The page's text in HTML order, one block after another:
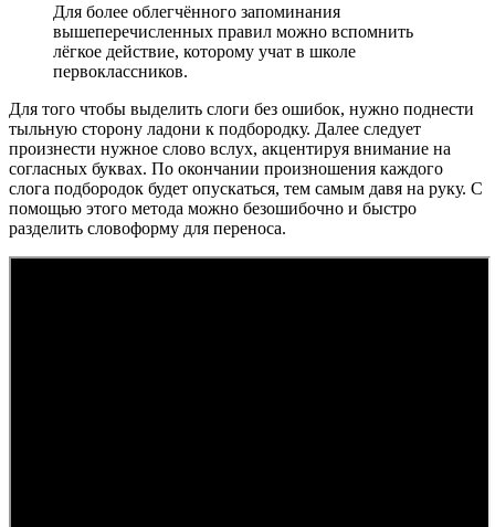
Для более облегчённого запоминания
вышеперечисленных правил можно вспомнить
лёгкое действие, которому учат в школе
первоклассников.
Для того чтобы выделить слоги без ошибок, нужно поднести
тыльную сторону ладони к подбородку. Далее следует
произнести нужное слово вслух, акцентируя внимание на
согласных буквах. По окончании произношения каждого
слога подбородок будет опускаться, тем самым давя на руку. С
помощью этого метода можно безошибочно и быстро
разделить словоформу для переноса.